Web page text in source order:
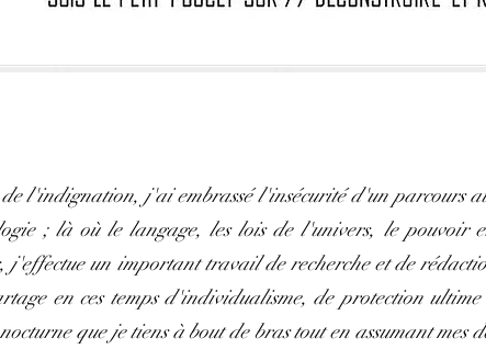
l'indignation, j'ai embrassé l'insécurité d'un parcours
; là où le langage, les lois de l'univers, le pouvoir
un important travail de recherche et de
en ces temps d'individualisme, de protection ultime
que je tiens à bout de bras tout en assumant mes